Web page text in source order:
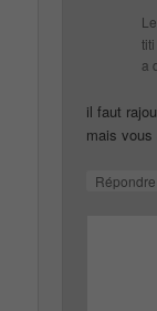
titi
a
il faut
mais
Répondre